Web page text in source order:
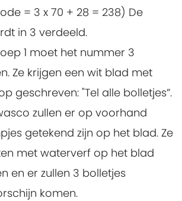
= 3 x 70 + 28 = 238) De
in 3 verdeeld.
1 moet het nummer 3
Ze krijgen een wit blad met
geschreven: "Tel alle bolletjes”.
zullen er op voorhand
getekend zijn op het blad. Ze
met waterverf op het blad
en er zullen 3 bolletjes
komen.